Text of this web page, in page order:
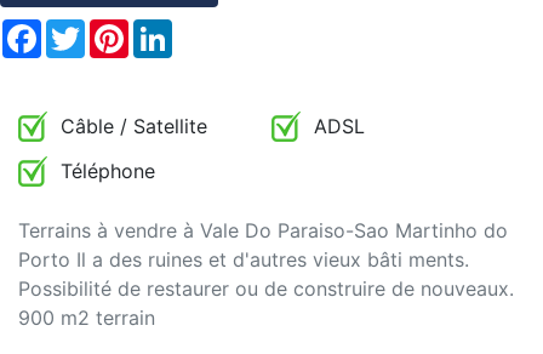
Facebook
TwitterPinterest
Câble / Satellite
ADSL
Téléphone
Terrains à vendre à Vale Do Paraiso-Sao Martinho do
Porto Il a des ruines et d'autres vieux bâti ments.
Possibilité de restaurer ou de construire de nouveaux.
900 m2 terrain